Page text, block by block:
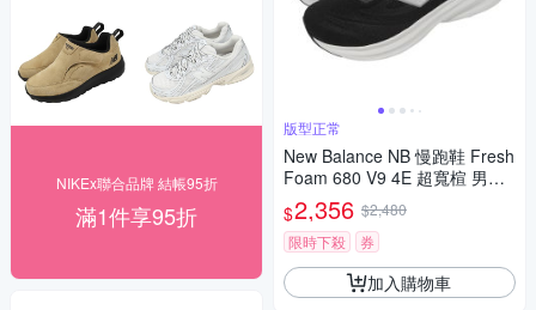
NIKEx聯合品牌 結帳95折
滿1件享95折
版型正常
New Balance NB 慢跑鞋 Fresh
Foam 680 V9 4E 超寬楦 男鞋
黑 緩震 M680603-4E
$2,356 $2,480
限時下殺
券
加入購物車